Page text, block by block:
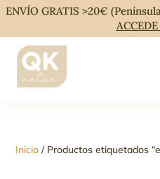
ENVÍO GRATIS >20€
Inicio / Productos etiquetados